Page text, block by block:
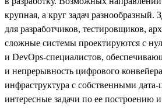
крупная, а круг задач разнообразный.
для разработчиков, тестировщиков,
сложные системы проектируются с
и DevOps-специалистов,
и непрерывность цифрового
инфраструктура с собственными
интересные задачи по ее построению